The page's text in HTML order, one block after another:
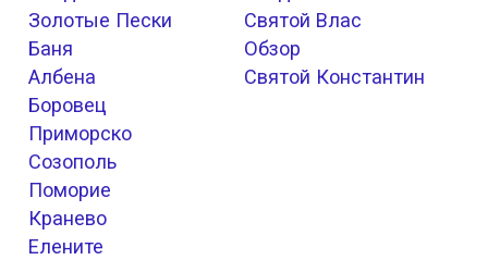
Золотые Пески
Баня
Албена
Боровец
Приморско
Созополь
Поморие
Кранево
Елените
Святой Влас
Обзор
Святой Константин